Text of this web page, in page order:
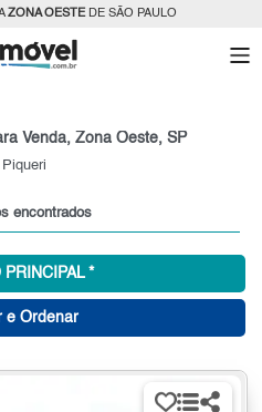
ZONA OESTEDE SÃO PAULO
Venda, Zona Oeste, SP
encontrados
PRINCIPAL *
e Ordenar